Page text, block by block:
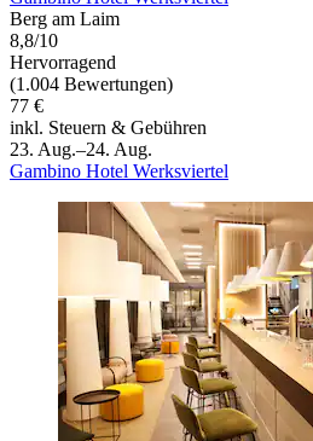
Berg am Laim
8,8/10
Hervorragend
(1.004 Bewertungen)
77 €
inkl. Steuern & Gebühren
23. Aug.–24. Aug.
Gambino Hotel Werksviertel